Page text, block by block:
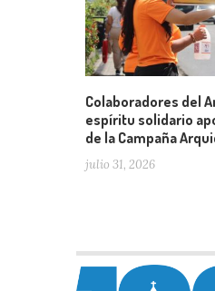
Colaboradores del
espíritu solidario
de la Campaña
julio 31, 2026